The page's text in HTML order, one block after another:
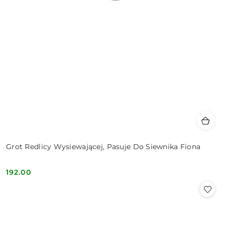
Grot Redlicy Wysiewającej, Pasuje Do Siewnika Fiona
Cena:
192.00